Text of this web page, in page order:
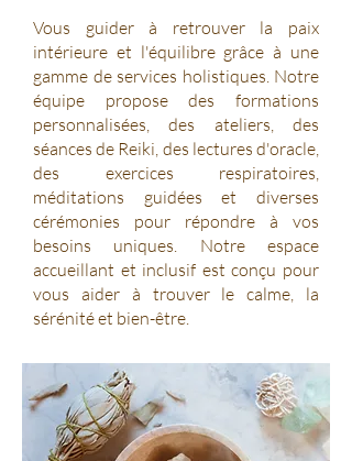
Vous guider à retrouver la paix
intérieure et l'équilibre grâce à une
gamme de services holistiques. Notre
équipe propose des formations
personnalisées, des ateliers, des
séances de Reiki, des lectures d'oracle,
des exercices respiratoires,
méditations guidées et diverses
cérémonies pour répondre à vos
besoins uniques. Notre espace
accueillant et inclusif est conçu pour
vous aider à trouver le calme, la
sérénité et bien-être.